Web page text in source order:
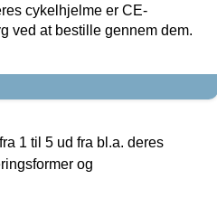
cykelhjelme er CE-
ved at bestille gennem dem.
1 til 5 ud fra bl.a. deres
og